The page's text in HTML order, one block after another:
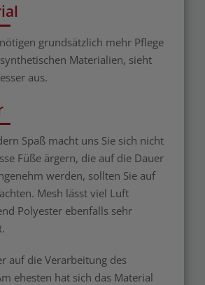
grundsätzlich mehr Pflege
Materialien, sieht
aus.
Spaß macht uns Sie sich nicht
Füße ärgern, die auf die Dauer
werden, sollten Sie auf
Mesh lässt viel Luft
Polyester ebenfalls sehr
auf die Verarbeitung des
ehesten hat sich das Material